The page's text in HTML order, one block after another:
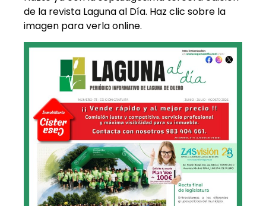
de la revista Laguna al Día. Haz clic sobre la
imagen para verla online.